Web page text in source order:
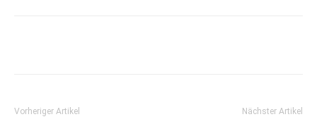
Vorheriger Artikel Nächster Artikel